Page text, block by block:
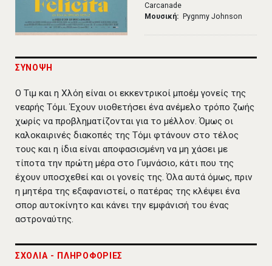
ΣΥΝΟΨΗ
Ο Τιμ και η Χλόη είναι οι εκκεντρικοί μποέμ γονείς της
νεαρής Τόμι. Έχουν υιοθετήσει ένα ανέμελο τρόπο ζωής
χωρίς να προβληματίζονται για το μέλλον. Όμως οι
καλοκαιρινές διακοπές της Τόμι φτάνουν στο τέλος
τους και η ίδια είναι αποφασισμένη να μη χάσει με
τίποτα την πρώτη μέρα στο Γυμνάσιο, κάτι που της
έχουν υποσχεθεί και οι γονείς της. Όλα αυτά όμως, πριν
η μητέρα της εξαφανιστεί, ο πατέρας της κλέψει ένα
σπορ αυτοκίνητο και κάνει την εμφάνισή του ένας
αστροναύτης.
Carcanade
Μουσική
Pygnmy Johnson
ΣΧΟΛΙΑ - ΠΛΗΡΟΦΟΡΙΕΣ